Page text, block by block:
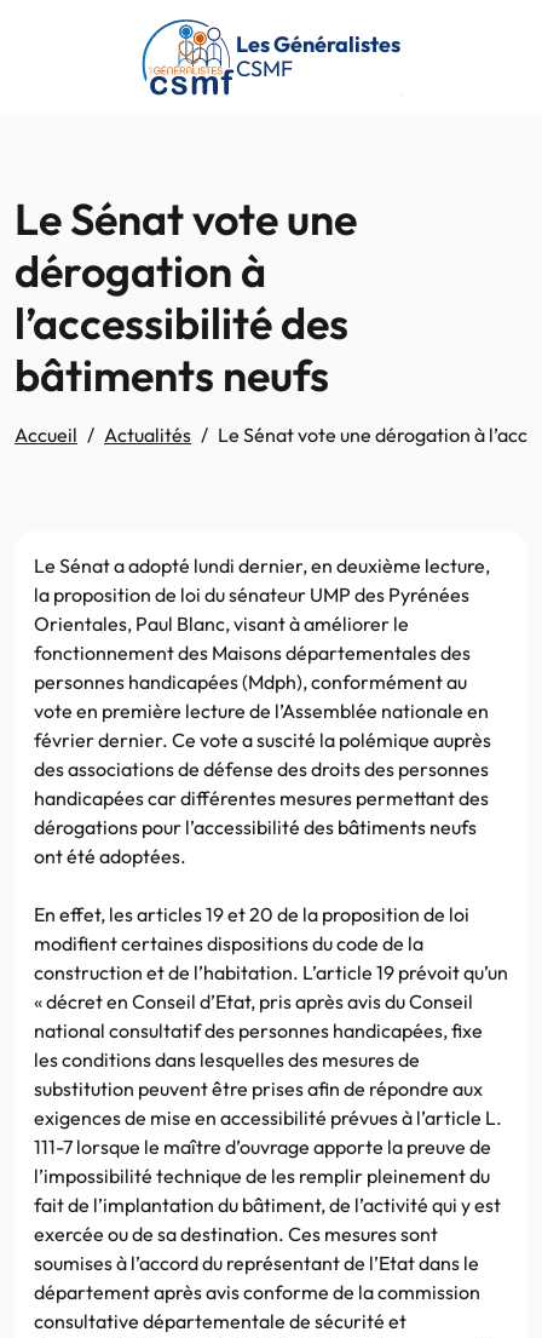
Passer au contenu principal
Les Généralistes
CSMF
Le Sénat vote une
dérogation à
l’accessibilité des
bâtiments neufs
Accueil Actualités Le Sénat vote une dérogation à
Le Sénat a adopté lundi dernier, en deuxième lecture,
la proposition de loi du sénateur UMP des Pyrénées
Orientales, Paul Blanc, visant à améliorer le
fonctionnement des Maisons départementales des
personnes handicapées (Mdph), conformément au
vote en première lecture de l’Assemblée nationale en
février dernier. Ce vote a suscité la polémique auprès
des associations de défense des droits des personnes
handicapées car différentes mesures permettant des
dérogations pour l’accessibilité des bâtiments neufs
ont été adoptées.
En effet, les articles 19 et 20 de la proposition de loi
modifient certaines dispositions du code de la
construction et de l’habitation. L’article 19 prévoit qu’un
« décret en Conseil d’Etat, pris après avis du Conseil
national consultatif des personnes handicapées, fixe
les conditions dans lesquelles des mesures de
substitution peuvent être prises afin de répondre aux
exigences de mise en accessibilité prévues à l’article L.
111-7 lorsque le maître d’ouvrage apporte la preuve de
l’impossibilité technique de les remplir pleinement du
fait de l’implantation du bâtiment, de l’activité qui y est
exercée ou de sa destination. Ces mesures sont
soumises à l’accord du représentant de l’Etat dans le
département après avis conforme de la commission
consultative départementale de sécurité et